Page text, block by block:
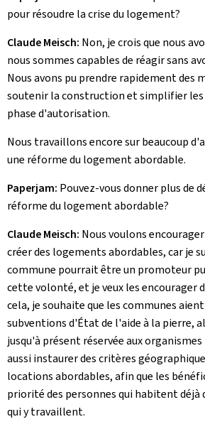
pour résoudre la crise du logement?
Claude Meisch: Non, je crois que nous
nous sommes capables de réagir sans
Nous avons pu prendre rapidement des
soutenir la construction et simplifier
phase d'autorisation.
Nous travaillons encore sur beaucoup
une réforme du logement abordable.
Paperjam: Pouvez-vous donner plus de
réforme du logement abordable?
Claude Meisch: Nous voulons
créer des logements abordables, car je
commune pourrait être un promoteur
cette volonté, et je veux les encourager
cela, je souhaite que les communes aient
subventions d'État de l'aide à la pierre,
jusqu'à présent réservée aux
aussi instaurer des critères
locations abordables, afin que les
priorité des personnes qui habitent déjà
qui y travaillent.